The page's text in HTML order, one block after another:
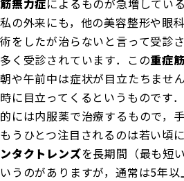
筋無力症によるものが急増してい
私の外来にも，他の美容整形や眼
術をしたが治らないと言って受診
多く受診されています．この重症
朝や午前中は症状が目立たちませ
時に目立ってくるというものです
的には内服薬で治療するもので，
もうひとつ注目されるのは若い頃
ンタクトレンズを長期間（最も短
いうのがありますが，通常は5年以